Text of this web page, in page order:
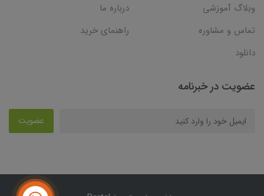
وبلاگ آموزشی
درباره ما
تماس و مشاوره
راهنمای خرید
دانلود
عضویت در خبرنامه
عضویت